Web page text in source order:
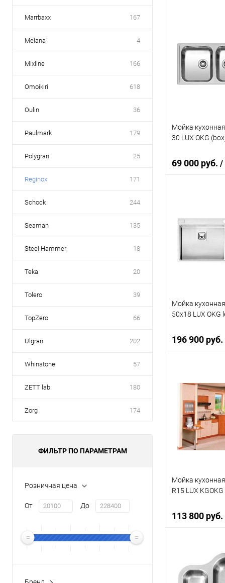
Marrbaxx 167
Melana 4
Mixline 166
Omoikiri 618
Oulin 36
Paulmark 179
Polygran 25
Reginox 171
Schock 244
Seaman 135
Steel Hammer 18
Teka 20
Tolero 39
TopZero 66
Ulgran 202
Whinstone 57
ZETT lab. 180
Zorg 174
ФИЛЬТР ПО ПАРАМЕТРАМ
Розничная цена
От До
Купить в 1 клик
В избранное
Мойка
30 LUX OKG
69 000 руб. /
Купить в 1
Мойка
50x18 LUX OKG
196 900 руб.
В
Купить в 1
В избранное
Мойка
R15 LUX
113 800 руб.
В